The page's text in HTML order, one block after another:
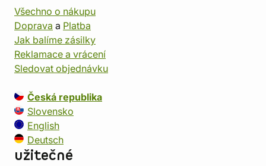
Všechno o nákupu
Doprava a Platba
Jak balíme zásilky
Reklamace a vrácení
Sledovat objednávku
Česká republika
Slovensko
English
Deutsch
užitečné